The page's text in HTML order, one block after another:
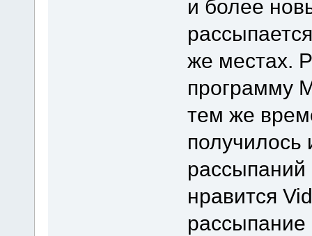
и более
же местах.
программу
тем же
получилось
нравится